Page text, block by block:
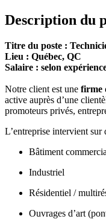
Description du
Titre du poste :
Lieu : Québec, QC
Salaire : selon
Notre client est une firme
active auprès d’une
promoteurs privés,
L’entreprise intervient sur
Bâtiment
Industriel
Résidentiel /
Ouvrages d’art